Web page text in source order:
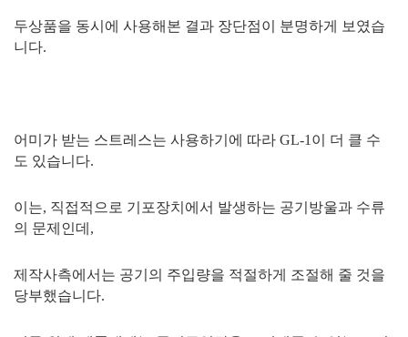
두상품을 동시에 사용해본 결과 장단점이 분명하게 보였습
니다.
어미가 받는 스트레스는 사용하기에 따라 GL-1이 더 클 수
도 있습니다.
이는, 직접적으로 기포장치에서 발생하는 공기방울과 수류
의 문제인데,
제작사측에서는 공기의 주입량을 적절하게 조절해 줄 것을
당부했습니다.